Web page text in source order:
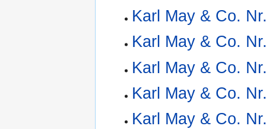
Karl May & Co.
Karl May & Co.
Karl May & Co.
Karl May & Co.
Karl May & Co.